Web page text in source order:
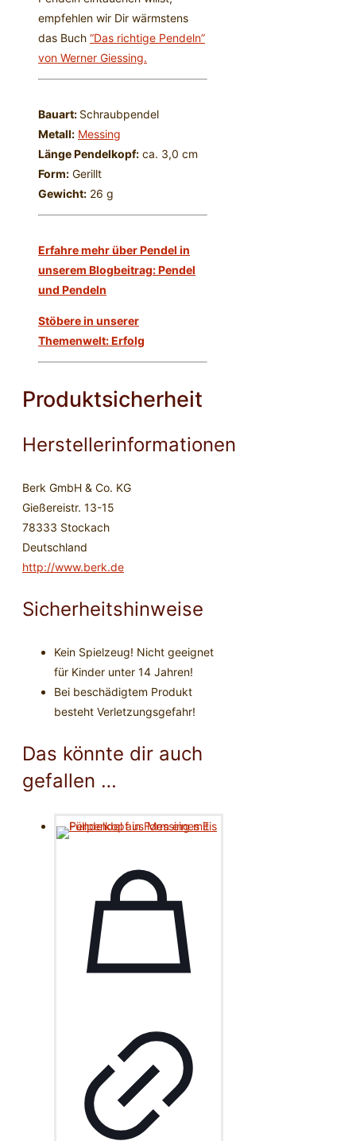
empfehlen wir Dir wärmstens
das Buch “Das richtige Pendeln”
von Werner Giessing.
Bauart: Schraubpendel
Metall: Messing
Länge Pendelkopf: ca. 3,0 cm
Form: Gerillt
Gewicht: 26 g
Erfahre mehr über Pendel in
unserem Blogbeitrag: Pendel
und Pendeln
Stöbere in unserer
Themenwelt: Erfolg
Produktsicherheit
Herstellerinformationen
Berk GmbH & Co. KG
Gießereistr. 13-15
78333 Stockach
Deutschland
http://www.berk.de
Sicherheitshinweise
Kein Spielzeug! Nicht geeignet
für Kinder unter 14 Jahren!
Bei beschädigtem Produkt
besteht Verletzungsgefahr!
Das könnte dir auch
gefallen …